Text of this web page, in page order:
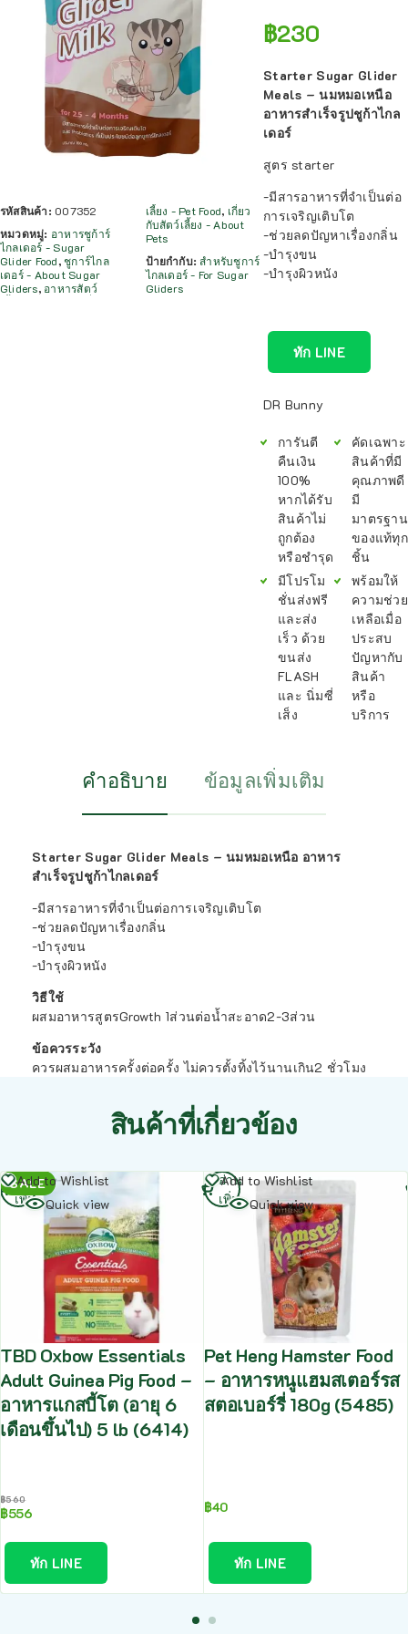
รหัสสินค้า: 007352
หมวดหมู่: อาหารชูก้าร์
ไกลเดอร์ - Sugar
Glider Food,ชูการ์ไกล
เดอร์ - About Sugar
Gliders, อาหารสัตว์
เลี้ยง - Pet Food, เกี่ยว
กับสัตว์เลี้ยง - About
Pets
ป้ายกำกับ:สำหรับชูการ์
ไกลเดอร์ - For Sugar
Gliders
฿230
Starter Sugar Glider
Meals – นมหมอเหนือ
อาหารสำเร็จรูปชูก้าไกล
เดอร์
สูตร starter
-มีสารอาหารที่จำเป็นต่อ
การ​เจริญ​เติบโต
-ช่วยลดปัญหาเรื่องกลิ่น
-บำรุงขน
-บำรุงผิวหนัง
ทัก LINE
DR Bunny
การันตี
คืนเงิน
100%
หากได้รับ
สินค้าไม่
ถูกต้อง
หรือชำรุด
มีโปรโม
ชั่นส่งฟรี
และส่ง
เร็ว ด้วย
ขนส่ง
FLASH
และ นิ่มซี่
เส็ง
คัดเฉพาะ
สินค้าที่มี
คุณภาพดี
มี
มาตรฐาน
ของแท้ทุก
ชิ้น
พร้อมให้
ความช่วย
เหลือเมื่อ
ประสบ
ปัญหากับ
สินค้า
หรือ
บริการ
คำอธิบาย ข้อมูลเพิ่มเติม
Starter Sugar Glider Meals – นมหมอเหนือ อาหาร
สำเร็จรูปชูก้าไกลเดอร์
-มีสารอาหารที่จำเป็นต่อการ​เจริญ​เติบโต
-ช่วยลดปัญหาเรื่องกลิ่น
-บำรุงขน
-บำรุงผิวหนัง
วิธีใช้​
ผสมอาหารสูตร​Growth 1ส่วน​ต่อน้ำสะอาด​2-3ส่วน
ข้อควรระวัง
ควรผสมอาหารครั้ง​ต่อครั้ง​ ไม่ควรตั้งทิ้งไว้นานเกิน​2 ชั่วโมง
สินค้าที่เกี่ยวข้อง
SALE
Add to Wishlist
Quick view
TBD Oxbow Essentials
Adult Guinea Pig Food –
อาหารแกสบี้โต (อายุ 6
เดือนขึ้นไป) 5 lb (6414)
฿560
฿556
ทัก LINE
อ่าน
เพิ่ม
Add to Wishlist
Quick view
Pet Heng Hamster Food
– อาหารหนูแฮมสเตอร์รส
สตอเบอร์รี่ 180g (5485)
฿40
ทัก LINE
อ่าน
เพิ่ม